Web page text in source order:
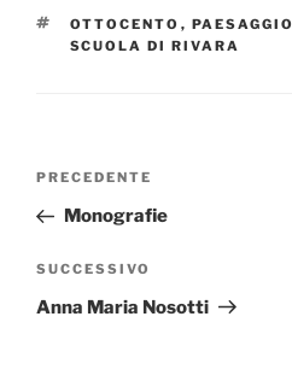
TAG
OTTOCENTO , PAESAGGIO
SCUOLA DI RIVARA
Navigazione
Articolo
precedente:
PRECEDENTE
Monografie
Articolo
successivo
SUCCESSIVO
Anna Maria Nosotti